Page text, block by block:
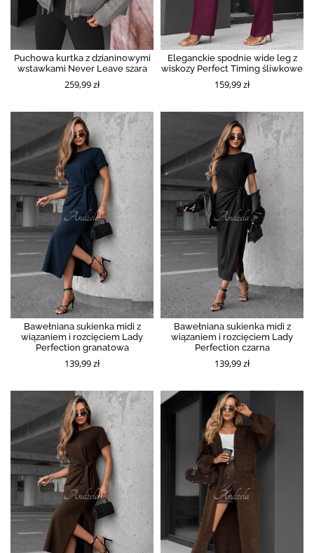
Puchowa kurtka z dzianinowymi
wstawkami Never Leave szara
259,99 zł
Eleganckie spodnie wide leg z
wiskozy Perfect Timing śliwkowe
159,99 zł
Bawełniana sukienka midi z
wiązaniem i rozcięciem Lady
Perfection granatowa
139,99 zł
Bawełniana sukienka midi z
wiązaniem i rozcięciem Lady
Perfection czarna
139,99 zł